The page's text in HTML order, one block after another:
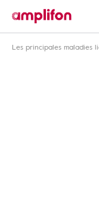
Les principales maladies